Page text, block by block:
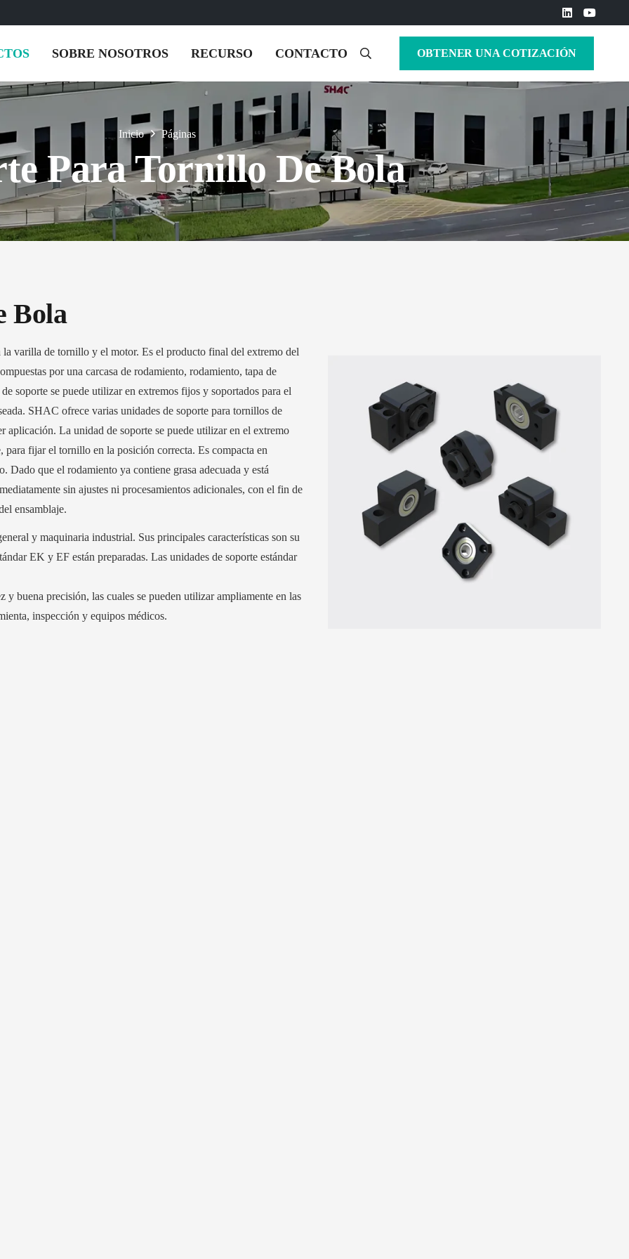
SOBRE NOSOTROS RECURSO CONTACTO OBTENER UNA COTIZACIÓN
Inicio Páginas
Para Tornillo De Bola
Bola
varilla de tornillo y el motor. Es el producto final del extremo del
por una carcasa de rodamiento, rodamiento, tapa de
soporte se puede utilizar en extremos fijos y soportados para el
SHAC ofrece varias unidades de soporte para tornillos de
aplicación. La unidad de soporte se puede utilizar en el extremo
fijar el tornillo en la posición correcta. Es compacta en
Dado que el rodamiento ya contiene grasa adecuada y está
sin ajustes ni procesamientos adicionales, con el fin de
ensamblaje.
y maquinaria industrial. Sus principales características son su
EK y EF están preparadas. Las unidades de soporte estándar
buena precisión, las cuales se pueden utilizar ampliamente en las
inspección y equipos médicos.